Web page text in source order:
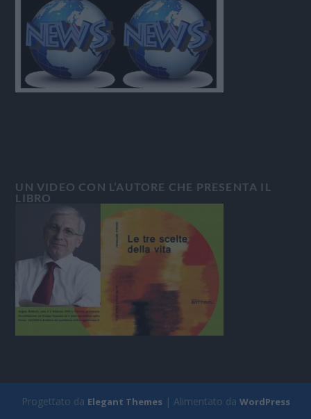
UN VIDEO CON L’AUTORE CHE PRESENTA IL
LIBRO
Progettato da Elegant Themes| Alimentato da WordPress